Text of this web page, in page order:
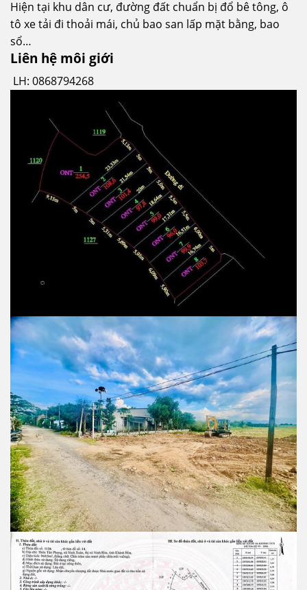
Hiện tại khu dân cư, đường đất chuẩn bị đổ bê tông, ô
tô xe tải đi thoải mái, chủ bao san lấp mặt bằng, bao
sổ…
Liên hệ môi giới
LH: 0868794268